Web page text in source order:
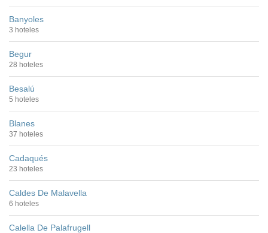
Banyoles
3 hoteles
Begur
28 hoteles
Besalú
5 hoteles
Blanes
37 hoteles
Cadaqués
23 hoteles
Caldes De Malavella
6 hoteles
Calella De Palafrugell